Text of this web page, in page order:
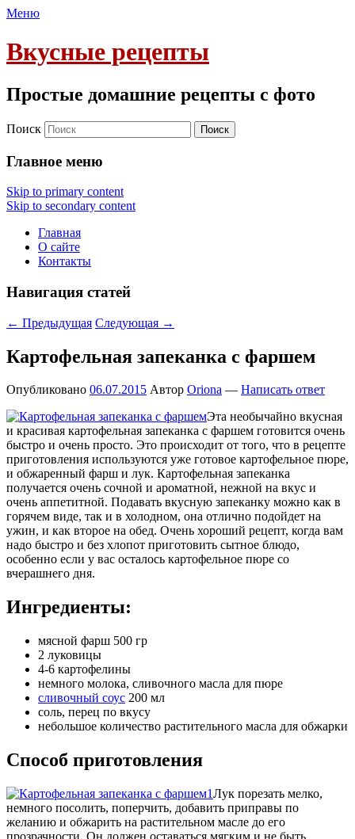
Меню
Вкусные рецепты
Простые домашние рецепты с фото
Поиск
Главное меню
Skip to primary content
Skip to secondary content
Главная
О сайте
Контакты
Навигация статей
← Предыдущая Следующая →
Картофельная запеканка с фаршем
Опубликовано 06.07.2015 Автор Oriona — Написать ответ
Эта необычайно вкусная
и красивая картофельная запеканка с фаршем готовится очень
быстро и очень просто. Это происходит от того, что в рецепте
приготовления используются уже готовое картофельное пюре,
и обжаренный фарш и лук. Картофельная запеканка
получается очень сочной и ароматной, нежной на вкус и
очень аппетитной. Подавать вкусную запеканку можно как в
горячем виде, так и в холодном, она отлично подойдет на
ужин, и как второе на обед. Очень хороший рецепт, когда вам
надо быстро и без хлопот приготовить сытное блюдо,
особенно если у вас осталось картофельное пюре со
вчерашнего дня.
Ингредиенты:
мясной фарш 500 гр
2 луковицы
4-6 картофелины
немного молока, сливочного масла для пюре
сливочный соус 200 мл
соль, перец по вкусу
небольшое количество растительного масла для обжарки
Способ приготовления
Лук порезать мелко,
немного посолить, поперчить, добавить приправы по
желанию и обжарить на растительном масле до его
прозрачности. Он должен оставаться мягким и не быть